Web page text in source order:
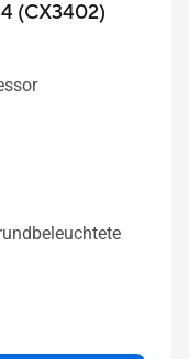
(CX3402)